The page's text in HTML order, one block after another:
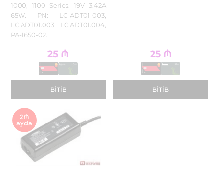
1000, 1100 Series. 19V 3.42A
65W. PN: LC-ADT01-003,
LC.ADT01.003, LC.ADT01.004,
PA-1650-02.
25 ₼
BITIB
25 ₼
BITIB
2₼
ayda